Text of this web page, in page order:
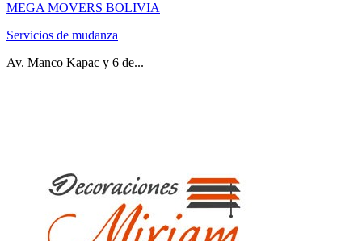
MEGA MOVERS BOLIVIA
Servicios de mudanza
Av. Manco Kapac y 6 de...